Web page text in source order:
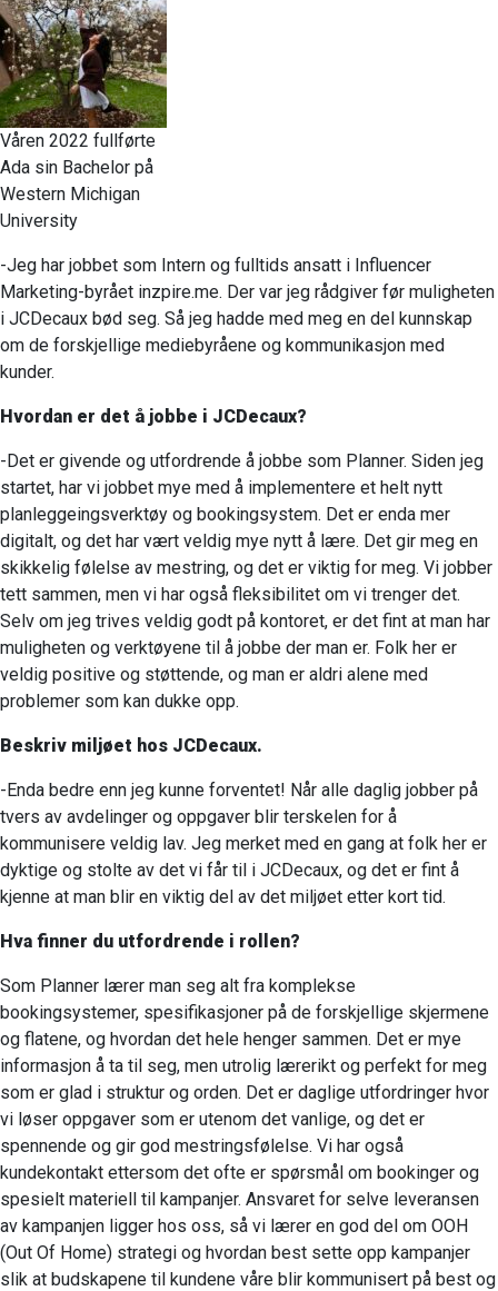
Våren 2022 fullførte
Ada sin Bachelor på
Western Michigan
University
-Jeg har jobbet som Intern og fulltids ansatt i Influencer
Marketing-byrået inzpire.me. Der var jeg rådgiver før muligheten
i JCDecaux bød seg. Så jeg hadde med meg en del kunnskap
om de forskjellige mediebyråene og kommunikasjon med
kunder.
Hvordan er det å jobbe i JCDecaux?
-Det er givende og utfordrende å jobbe som Planner. Siden jeg
startet, har vi jobbet mye med å implementere et helt nytt
planleggeingsverktøy og bookingsystem. Det er enda mer
digitalt, og det har vært veldig mye nytt å lære. Det gir meg en
skikkelig følelse av mestring, og det er viktig for meg. Vi jobber
tett sammen, men vi har også fleksibilitet om vi trenger det.
Selv om jeg trives veldig godt på kontoret, er det fint at man har
muligheten og verktøyene til å jobbe der man er. Folk her er
veldig positive og støttende, og man er aldri alene med
problemer som kan dukke opp.
Beskriv miljøet hos JCDecaux.
-Enda bedre enn jeg kunne forventet! Når alle daglig jobber på
tvers av avdelinger og oppgaver blir terskelen for å
kommunisere veldig lav. Jeg merket med en gang at folk her er
dyktige og stolte av det vi får til i JCDecaux, og det er fint å
kjenne at man blir en viktig del av det miljøet etter kort tid.
Hva finner du utfordrende i rollen?
Som Planner lærer man seg alt fra komplekse
bookingsystemer, spesifikasjoner på de forskjellige skjermene
og flatene, og hvordan det hele henger sammen. Det er mye
informasjon å ta til seg, men utrolig lærerikt og perfekt for meg
som er glad i struktur og orden. Det er daglige utfordringer hvor
vi løser oppgaver som er utenom det vanlige, og det er
spennende og gir god mestringsfølelse. Vi har også
kundekontakt ettersom det ofte er spørsmål om bookinger og
spesielt materiell til kampanjer. Ansvaret for selve leveransen
av kampanjen ligger hos oss, så vi lærer en god del om OOH
(Out Of Home) strategi og hvordan best sette opp kampanjer
slik at budskapene til kundene våre blir kommunisert på best og